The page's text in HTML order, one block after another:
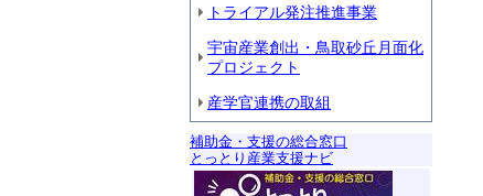
トライアル発注推進事業
宇宙産業創出・鳥取砂丘月面化
プロジェクト
産学官連携の取組
補助金・支援の総合窓口
とっとり産業支援ナビ